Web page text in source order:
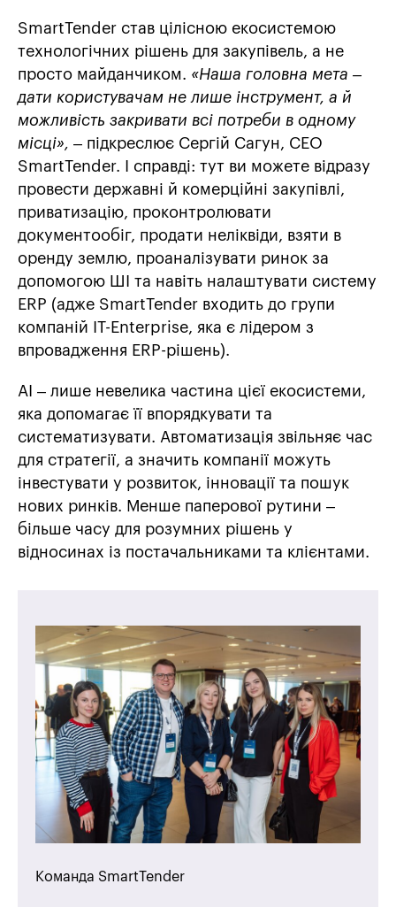
SmartTender став цілісною екосистемою
технологічних рішень для закупівель, а не
просто майданчиком. «Наша головна мета –
дати користувачам не лише інструмент, а й
можливість закривати всі потреби в одному
місці», – підкреслює Сергій Сагун, СЕО
SmartTender. І справді: тут ви можете відразу
провести державні й комерційні закупівлі,
приватизацію, проконтролювати
документообіг, продати неліквіди, взяти в
оренду землю, проаналізувати ринок за
допомогою ШІ та навіть налаштувати систему
ERP (адже SmartTender входить до групи
компаній IT-Enterprise, яка є лідером з
впровадження ERP-рішень).
AI – лише невелика частина цієї екосистеми,
яка допомагає її впорядкувати та
систематизувати. Автоматизація звільняє час
для стратегії, а значить компанії можуть
інвестувати у розвиток, інновації та пошук
нових ринків. Менше паперової рутини –
більше часу для розумних рішень у
відносинах із постачальниками та клієнтами.
Команда SmartTender